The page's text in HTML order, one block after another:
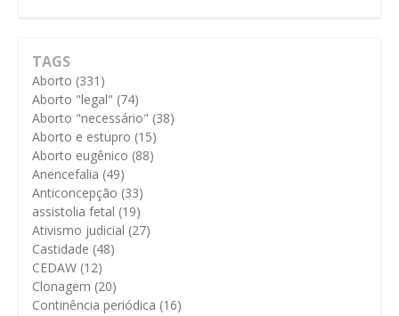
TAGS
Aborto (331)
Aborto "legal" (74)
Aborto "necessário" (38)
Aborto e estupro (15)
Aborto eugênico (88)
Anencefalia (49)
Anticoncepção (33)
assistolia fetal (19)
Ativismo judicial (27)
Castidade (48)
CEDAW (12)
Clonagem (20)
Continência periódica (16)